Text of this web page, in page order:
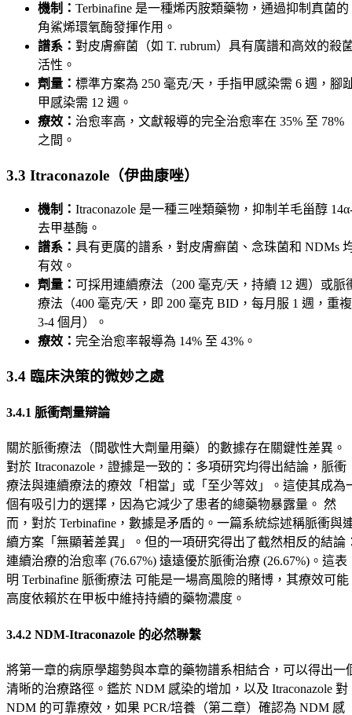
機制： Terbinafine 是一種烯丙胺類藥物，通過抑制真菌的
角鯊烯環氧酶發揮作用。
譜系： 對皮膚癬菌（如 T. rubrum）具有廣譜和高效的殺
活性。
劑量： 標準方案為 250 毫克/天，手指甲感染需 6 週，腳
甲感染需 12 週。
療效： 治愈率高，文獻報導的完全治愈率在 35% 至 78%
之間。
3.3 Itraconazole（伊曲康唑）
機制： Itraconazole 是一種三唑類藥物，抑制羊毛甾醇
去甲基酶。
譜系： 具有更廣的譜系，對皮膚癬菌、念珠菌和 NDMs
有效。
劑量： 可採用連續療法（200 毫克/天，持續 12 週）或脈
療法（400 毫克/天，即 200 毫克 BID，每月服 1 週，重複
3-4 個月）。
療效： 完全治愈率報導為 14% 至 43%。
3.4 臨床決策的微妙之處
3.4.1 脈衝劑量辯論
關於脈衝療法（間歇性大劑量用藥）的數據存在關鍵性差異。
對於 Itraconazole，證據是一致的：多項研究均得出結論，脈衝
療法與連續療法的療效「相當」或「至少等效」。這使其成為
個有吸引力的選擇，因為它減少了患者的總藥物暴露量。 然
而，對於 Terbinafine，數據是矛盾的。一篇系統綜述稱脈衝與
續方案「無顯著差異」。但的一項研究得出了截然相反的結論
連續治療的治愈率 (76.67%) 遠遠優於脈衝治療 (26.67%)。這表
明 Terbinafine 脈衝療法 可能是一場高風險的賭博，其療效可能
高度依賴於在甲板中維持持續的藥物濃度。
3.4.2 NDM-Itraconazole 的必然聯繫
將第一章的病原學趨勢與本章的藥物譜系相結合，可以得出一
清晰的治療路徑。鑑於 NDM 感染的增加，以及 Itraconazole 對
NDM 的可靠療效，如果 PCR/培養（第二章）確認為 NDM 感